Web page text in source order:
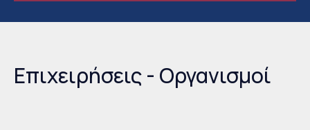
Επιχειρήσεις - Οργανισμοί